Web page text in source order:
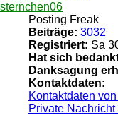
sternchen06
Posting Freak
Beiträge: 3032
Registriert: Sa
Hat sich
Danksagung
Kontaktdaten:
Kontaktdaten
Private Nachricht